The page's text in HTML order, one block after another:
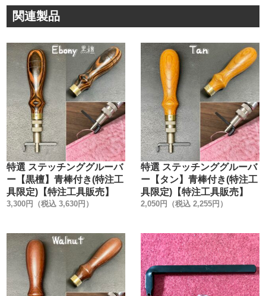
4. ボディーの滑り止めの幅が小さすぎて、刃をしっかり固
定できない。
刃の四角形状になってしまう。
5つのデメリットを全て改善して【誰でも上手く、永く使え
る工具】を目指しました。
開発時のポイントです。
1. 全ての刃を実際に、革で試し切りをして組み付ける事。
2. 刃付け後、最高の切れ味の状態で、刃部分にチューブを
付けて保護する事。
3. 刃部分全体を黒コーティングで錆止め処理する事。
4. ボディーの滑り止めの幅を太くして、確実に固定出来る
様にする事。
5. ボディー軸部分の鋼材を固くして、止めた時の力で、刃
①特注木柄について
黒檀は天然色です。
黒檀独特の縞模様がとても綺麗です。
黒檀は木材としての密度が高い為、他の木柄に比べて重量
関連製品
特選 ステッチンググルーバ
ー【黒檀】青棒付き(特注工
具限定)【特注工具販売】
3,300円（税込 3,630円）
特選 ステッチンググルーバ
ー【タン】青棒付き(特注工
具限定)【特注工具販売】
2,050円（税込 2,255円）